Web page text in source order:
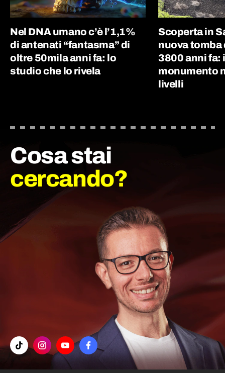
Nel DNA umano c’è l’1,1%
di antenati “fantasma” di
oltre 50mila anni fa: lo
studio che lo rivela
Scoperta in
nuova tomba
3800 anni fa:
monumento
livelli
Cosa stai
cercando?